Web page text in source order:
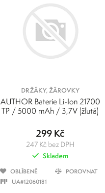
DRŽÁKY, ŽÁROVKY
AUTHOR Baterie Li-Ion 21700
TP / 5000 mAh / 3,7V (žlutá)
299 Kč
247 Kč bez DPH
Skladem
OBLÍBENÉ
POROVNAT
UA#12060181